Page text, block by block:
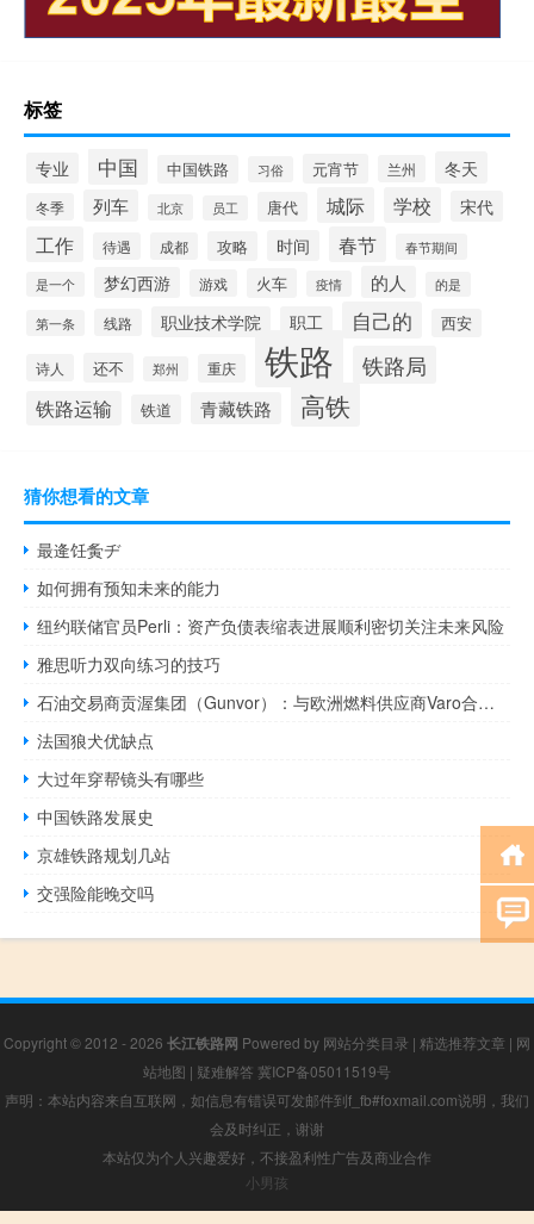
标签
专业 中国 中国铁路 习俗 元宵节 兰州 冬天
冬季 列车 北京 员工 唐代 城际 学校 宋代
工作 待遇 成都 攻略 时间 春节 春节期间
是一个 梦幻西游 游戏 火车 疫情 的人 的是
第一条 线路 职业技术学院 职工 自己的 西安
诗人 还不 郑州 重庆 铁路 铁路局
铁路运输 铁道 青藏铁路 高铁
猜你想看的文章
最逄饪夤ヂ
如何拥有预知未来的能力
纽约联储官员Perli：资产负债表缩表进展顺利密切关注未来风险
雅思听力双向练习的技巧
石油交易商贡渥集团（Gunvor）：与欧洲燃料供应商Varo合作在鹿特丹进行可持续航空燃料生产预计生产将于2026年第四季度开始
法国狼犬优缺点
大过年穿帮镜头有哪些
中国铁路发展史
京雄铁路规划几站
交强险能晚交吗
Copyright © 2012 - 2026 长江铁路网 Powered by 网站分类目录 | 精选推荐文章 | 网
站地图 | 疑难解答 冀ICP备05011519号
声明：本站内容来自互联网，如信息有错误可发邮件到f_fb#foxmail.com说明，我们
会及时纠正，谢谢
本站仅为个人兴趣爱好，不接盈利性广告及商业合作
小男孩